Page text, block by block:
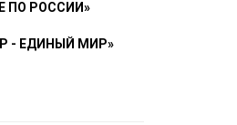
ПО РОССИИ»
- ЕДИНЫЙ МИР»